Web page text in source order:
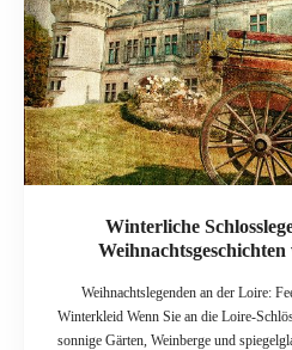
finden sich Anlagen, die von
Grenzkonflikten erzählen. Auch im
spezielle Programme, Ausstellungen
Jahr feiert die Schweiz sogar einen
Häuser wie Yverdon, Chillon,
Veranstaltungen auf sich aufmerksam
hervorragend als Kulisse für Winter-
Winterliche
Weihnachtslegenden an der Loire:
Winterkleid Wenn Sie an die Loire-
sonnige Gärten, Weinberge und